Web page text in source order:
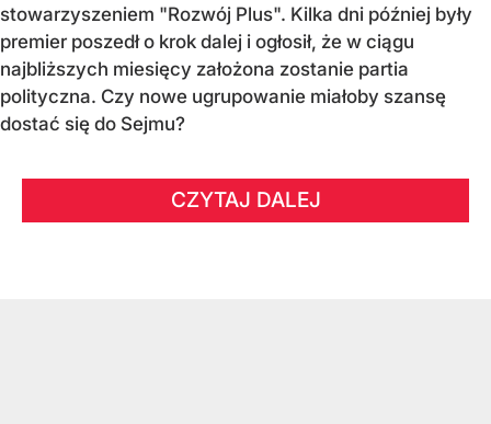
stowarzyszeniem "Rozwój Plus". Kilka dni później były
premier poszedł o krok dalej i ogłosił, że w ciągu
najbliższych miesięcy założona zostanie partia
polityczna. Czy nowe ugrupowanie miałoby szansę
dostać się do Sejmu?
CZYTAJ DALEJ